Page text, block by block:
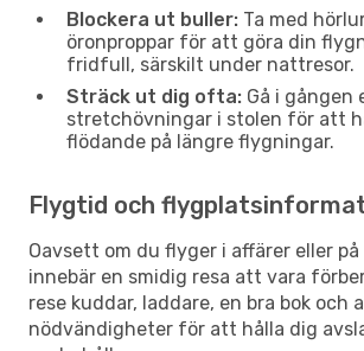
Blockera ut buller: Ta med
öronproppar för att göra din
fridfull, särskilt under nattresor.
Sträck ut dig ofta: Gå i gången
stretchövningar i stolen för att
flödande på längre flygningar.
Flygtid och
Oavsett om du flyger i affärer eller
innebär en smidig resa att vara
rese kuddar, laddare, en bra bok och
nödvändigheter för att hålla dig